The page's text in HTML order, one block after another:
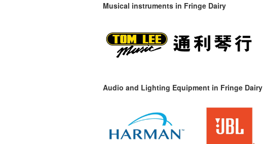
Musical instruments in Fringe Dairy
Audio and Lighting Equipment in Fringe Dairy